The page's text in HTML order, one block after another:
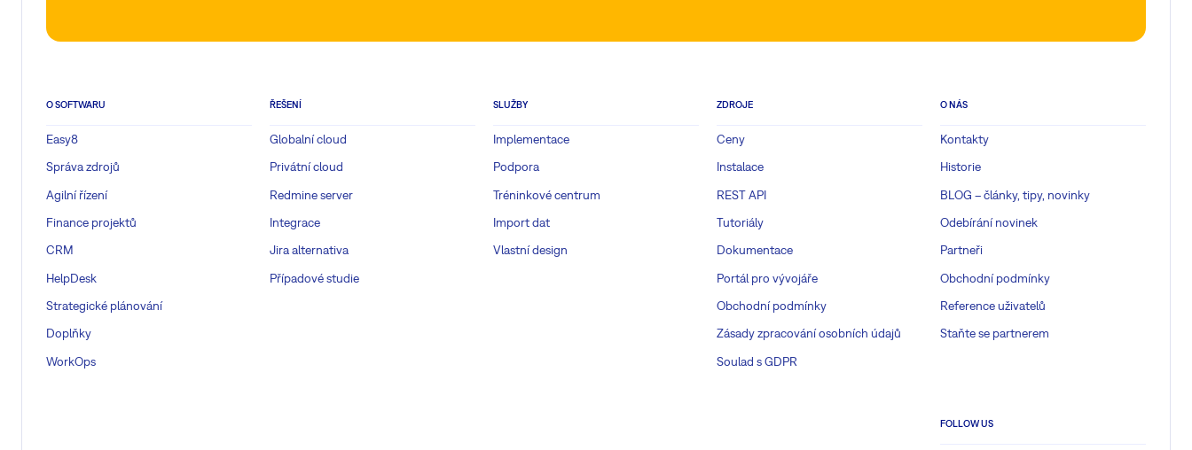
O SOFTWARU
Easy8
Správa zdrojů
Agilní řízení
Finance projektů
CRM
HelpDesk
Strategické plánování
Doplňky
WorkOps
ŘEŠENÍ
Globalní cloud
Privátní cloud
Redmine server
Integrace
Jira alternativa
Případové studie
SLUŽBY
Implementace
Podpora
Tréninkové centrum
Import dat
Vlastní design
ZDROJE
Ceny
Instalace
REST API
Tutoriály
Dokumentace
Portál pro vývojáře
Obchodní podmínky
Zásady zpracování osobních údajů
Soulad s GDPR
O NÁS
Kontakty
Historie
BLOG – články, tipy, novinky
Odebírání novinek
Partneři
Obchodní podmínky
Reference uživatelů
Staňte se partnerem
FOLLOW US